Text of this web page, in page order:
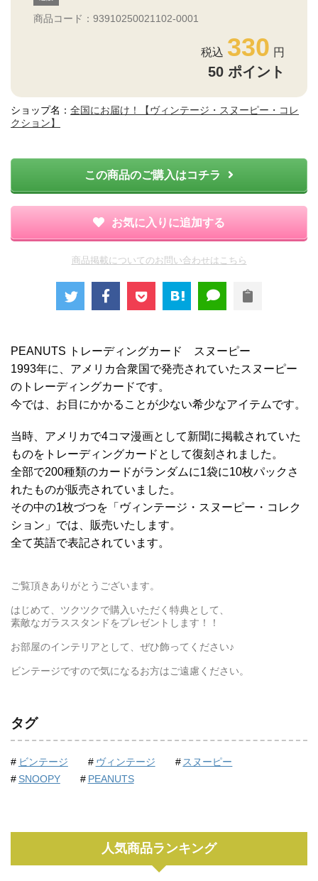
商品コード：93910250021102-0001
330
50 ポイント
ショップ名： 全国にお届け！【ヴィンテージ・スヌーピー・コレ
クション】
この商品のご購入はコチラ
お気に入りに追加する
商品掲載についてのお問い合わせはこちら
PEANUTS トレーディングカード スヌーピー
1993年に、アメリカ合衆国で発売されていたスヌーピー
のトレーディングカードです。
今では、お目にかかることが少ない希少なアイテムです。
当時、アメリカで4コマ漫画として新聞に掲載されていた
ものをトレーディングカードとして復刻されました。
全部で200種類のカードがランダムに1袋に10枚パックさ
れたものが販売されていました。
その中の1枚づつを「ヴィンテージ・スヌーピー・コレク
ション」では、販売いたします。
全て英語で表記されています。
ご覧頂きありがとうございます。
はじめて、ツクツクで購入いただく特典として、
素敵なガラススタンドをプレゼントします！！
お部屋のインテリアとして、ぜひ飾ってください♪
ビンテージですので気になるお方はご遠慮ください。
タグ
ビンテージ ヴィンテージ
スヌーピー
SNOOPY
PEANUTS
人気商品ランキング